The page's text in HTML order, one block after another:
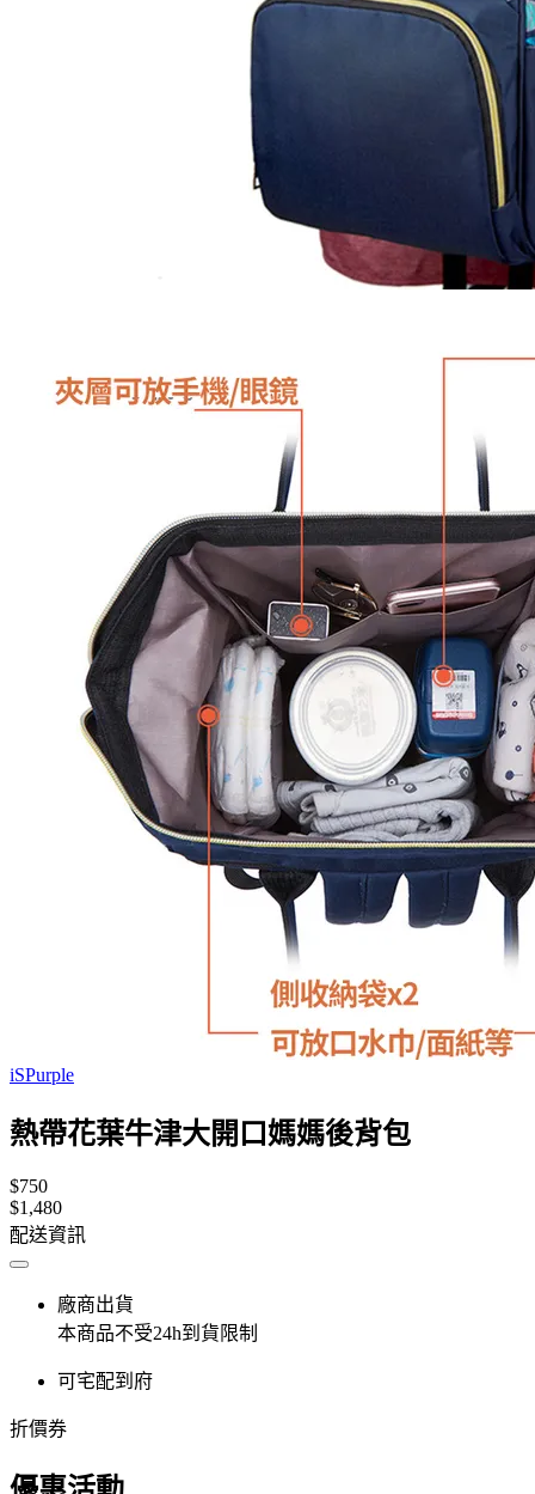
iSPurple
熱帶花葉牛津大開口媽媽後背包
$750
$1,480
配送資訊
廠商出貨
本商品不受24h到貨限制
可宅配到府
折價券